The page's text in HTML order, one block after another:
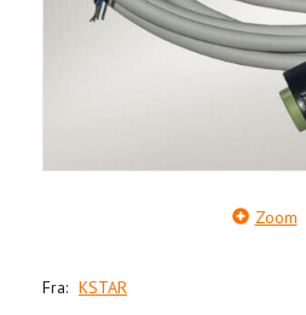
Zoom
Fra: KSTAR